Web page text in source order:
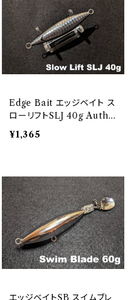
Edge Bait エッジベイト ス
ローリフトSLJ 40g Authe
ntic Bait
¥1,365
エッジベイトSB スイムブレ